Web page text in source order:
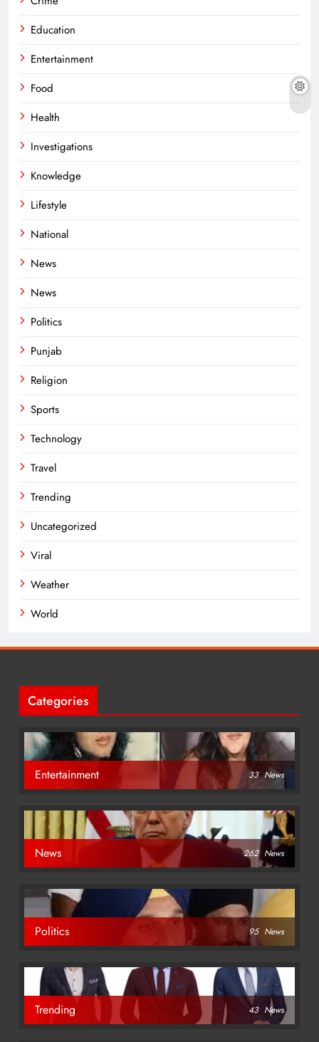
Education
Entertainment
Food
Health
Investigations
Knowledge
Lifestyle
National
News
News
Politics
Punjab
Religion
Sports
Technology
Travel
Trending
Uncategorized
Viral
Weather
World
Categories
Entertainment 33 News
News 262 News
Politics 95 News
Trending 43 News